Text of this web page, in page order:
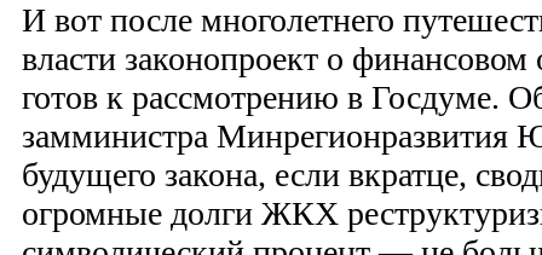
И вот после многолетнего
власти законопроект о
готов к рассмотрению в Госдуме.
замминистра
будущего закона, если вкратце,
огромные долги ЖКХ